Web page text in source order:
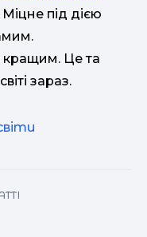
під дією
кращим. Це та
зараз.